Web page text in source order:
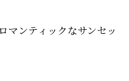
マンティックなサンセッ